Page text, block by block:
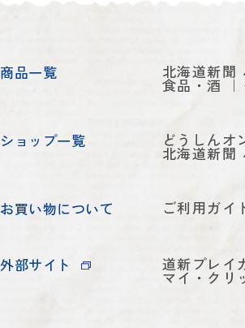
商品一覧 北海道新聞
食品・酒
ショップ一覧 どうしんオ
北海道新聞
お買い物について ご利用ガイ
外部サイト 道新プレイ
マイ・クリ